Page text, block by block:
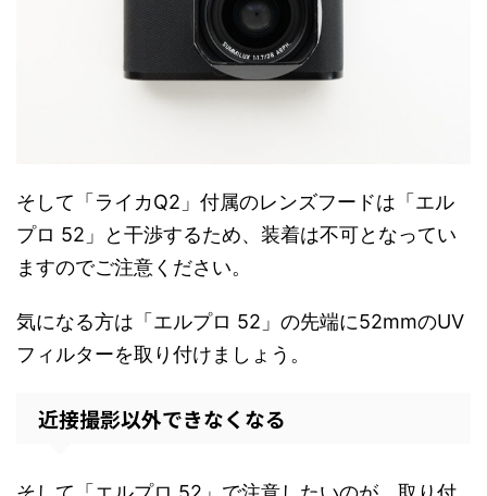
そして「ライカQ2」付属のレンズフードは「エル
プロ 52」と干渉するため、装着は不可となってい
ますのでご注意ください。
気になる方は「エルプロ 52」の先端に52mmのUV
フィルターを取り付けましょう。
近接撮影以外できなくなる